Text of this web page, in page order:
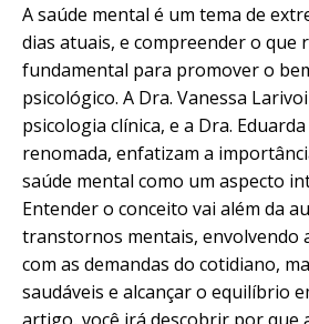
A saúde mental é um tema de
dias atuais, e compreender o que
fundamental para promover o
psicológico. A Dra. Vanessa
psicologia clínica, e a Dra.
renomada, enfatizam a
saúde mental como um aspecto
Entender o conceito vai além da
transtornos mentais, envolvendo
com as demandas do cotidiano,
saudáveis e alcançar o equilíbrio